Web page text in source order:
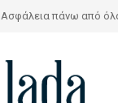
Ασφάλεια πάνω από